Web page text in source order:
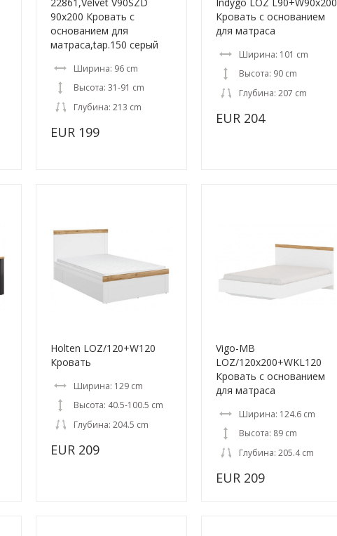
22861,Velvet V90SZD
90x200 Кровать с
основанием для
матраса,tap.150 серый
Ширина: 96 cm
Высота: 31-91 cm
Глубина: 213 cm
EUR 199
Indygo LOZ L90+W90x200
Кровать с основанием
для матраса
Ширина: 101 cm
Высота: 90 cm
Глубина: 207 cm
EUR 204
Holten LOZ/120+W120
Кровать
Ширина: 129 cm
Высота: 40.5-100.5 cm
Глубина: 204.5 cm
EUR 209
Vigo-MB
LOZ/120x200+WKL120
Кровать с основанием
для матраса
Ширина: 124.6 cm
Высота: 89 cm
Глубина: 205.4 cm
EUR 209